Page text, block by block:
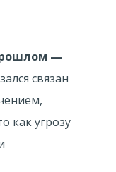
—
связан
как угрозу